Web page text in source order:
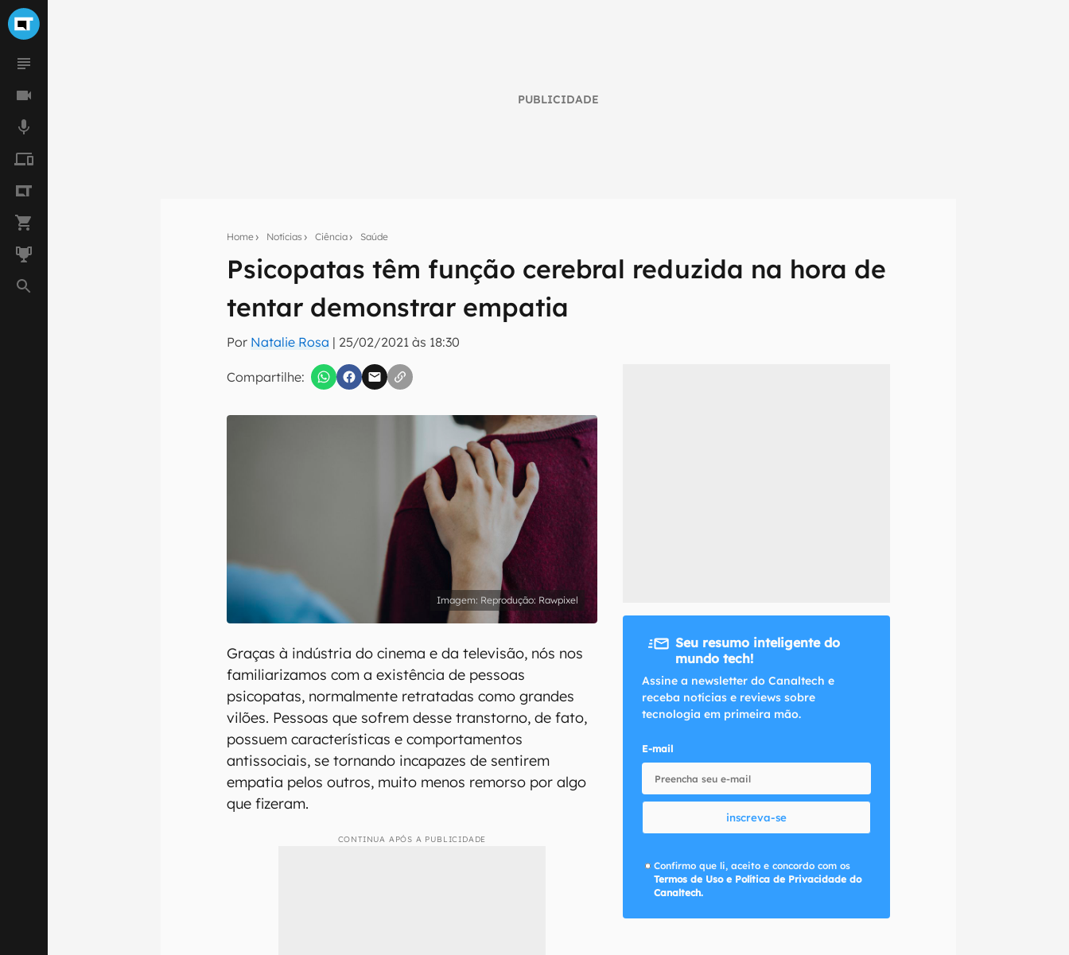
PUBLICIDADE
Home Notícias Ciência Saúde
Psicopatas têm função cerebral reduzida na hora de
tentar demonstrar empatia
Por Natalie Rosa | 25/02/2021 às 18:30
Compartilhe:
Seu resumo inteligente do mundo tech!
mão.
E-mail
Confirmo que li, aceito e concordo com os Termos de Uso e Política de Privacidade do Canaltech.
Reprodução: Rawpixel
Graças à indústria do cinema e da televisão, nós nos
familiarizamos com a existência de pessoas
psicopatas, normalmente retratadas como grandes
vilões. Pessoas que sofrem desse transtorno, de fato,
possuem características e comportamentos
antissociais, se tornando incapazes de sentirem
empatia pelos outros, muito menos remorso por algo
que fizeram.
CONTINUA APÓS A PUBLICIDADE
Seu resumo inteligente do
mundo tech!
Assine a newsletter do Canaltech e
receba notícias e reviews sobre
tecnologia em primeira mão.
E-mail
inscreva-se
Confirmo que li, aceito e concordo com os
Termos de Uso e Política de Privacidade do
Canaltech.